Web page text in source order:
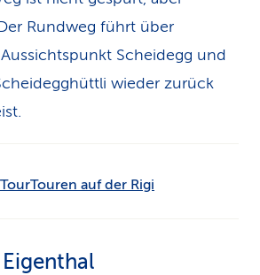
Rundweg führt über
Scheidegg und
wieder zurück
Touren auf der Rigi